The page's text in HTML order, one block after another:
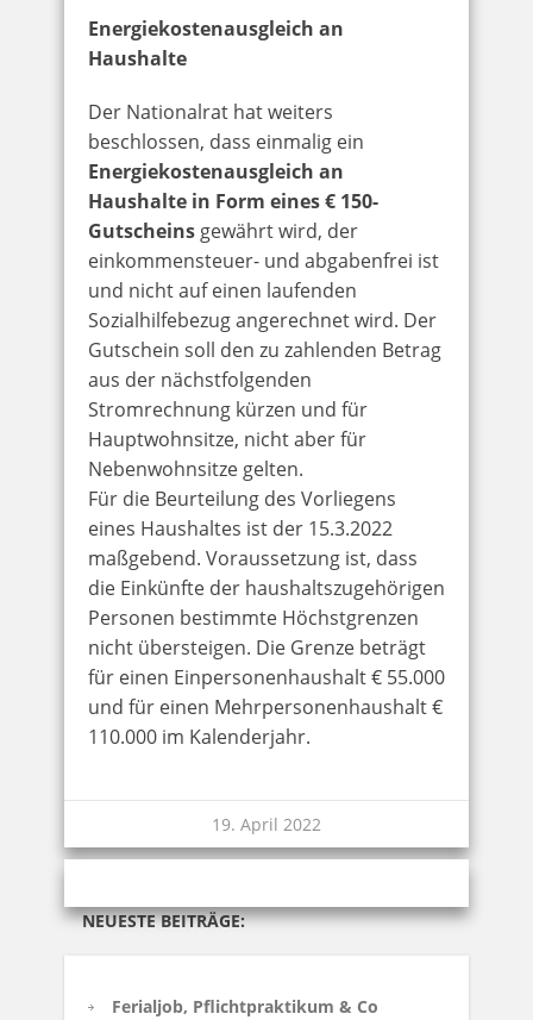
NEUESTE BEITRÄGE:
Ferialjob, Pflichtpraktikum & Co
Energiekostenausgleich an
Haushalte
Der Nationalrat hat weiters
beschlossen, dass einmalig ein
Energiekostenausgleich an
Haushalte in Form eines € 150-
Gutscheins gewährt wird, der
einkommensteuer- und abgabenfrei ist
und nicht auf einen laufenden
Sozialhilfebezug angerechnet wird. Der
Gutschein soll den zu zahlenden Betrag
aus der nächstfolgenden
Stromrechnung kürzen und für
Hauptwohnsitze, nicht aber für
Nebenwohnsitze gelten.
Für die Beurteilung des Vorliegens
eines Haushaltes ist der 15.3.2022
maßgebend. Voraussetzung ist, dass
die Einkünfte der haushaltszugehörigen
Personen bestimmte Höchstgrenzen
nicht übersteigen. Die Grenze beträgt
für einen Einpersonenhaushalt € 55.000
und für einen Mehrpersonenhaushalt €
110.000 im Kalenderjahr.
19. April 2022